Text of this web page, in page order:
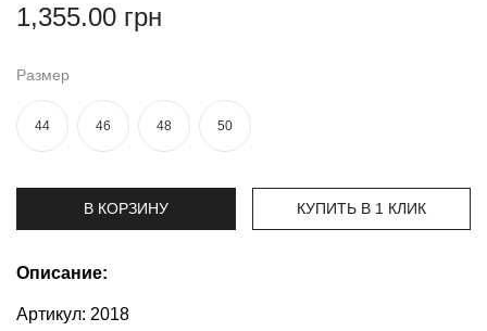
и
Топы
и
боди
белье
комбинезоны
1,355.00 грн
Размер
44 46 48 50
В КОРЗИНУ КУПИТЬ В 1 КЛИК
Описание:
Артикул: 2018